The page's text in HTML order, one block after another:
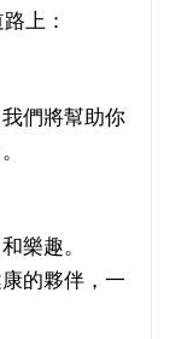
上：
們將幫助你
樂趣。
的夥伴，一